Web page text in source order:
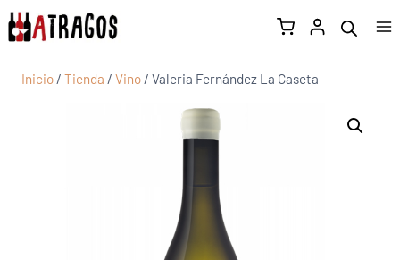
Inicio / Tienda / Vino / Valeria Fernández La Caseta